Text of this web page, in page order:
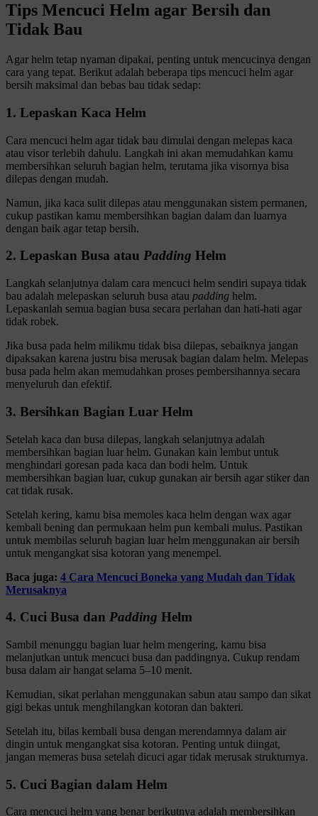
Tips Mencuci Helm agar Bersih dan
Tidak Bau
Agar helm tetap nyaman dipakai, penting untuk mencucinya dengan
cara yang tepat. Berikut adalah beberapa tips mencuci helm agar
bersih maksimal dan bebas bau tidak sedap:
1. Lepaskan Kaca Helm
Cara mencuci helm agar tidak bau dimulai dengan melepas kaca
atau visor terlebih dahulu. Langkah ini akan memudahkan kamu
membersihkan seluruh bagian helm, terutama jika visornya bisa
dilepas dengan mudah.
Namun, jika kaca sulit dilepas atau menggunakan sistem permanen,
cukup pastikan kamu membersihkan bagian dalam dan luarnya
dengan baik agar tetap bersih.
2. Lepaskan Busa atau Padding Helm
Langkah selanjutnya dalam cara mencuci helm sendiri supaya tidak
bau adalah melepaskan seluruh busa atau padding helm.
Lepaskanlah semua bagian busa secara perlahan dan hati-hati agar
tidak robek.
Jika busa pada helm milikmu tidak bisa dilepas, sebaiknya jangan
dipaksakan karena justru bisa merusak bagian dalam helm. Melepas
busa pada helm akan memudahkan proses pembersihannya secara
menyeluruh dan efektif.
3. Bersihkan Bagian Luar Helm
Setelah kaca dan busa dilepas, langkah selanjutnya adalah
membersihkan bagian luar helm. Gunakan kain lembut untuk
menghindari goresan pada kaca dan bodi helm. Untuk
membersihkan bagian luar, cukup gunakan air bersih agar stiker dan
cat tidak rusak.
Setelah kering, kamu bisa memoles kaca helm dengan wax agar
kembali bening dan permukaan helm pun kembali mulus. Pastikan
untuk membilas seluruh bagian luar helm menggunakan air bersih
untuk mengangkat sisa kotoran yang menempel.
Baca juga: 4 Cara Mencuci Boneka yang Mudah dan Tidak
Merusaknya
4. Cuci Busa dan Padding Helm
Sambil menunggu bagian luar helm mengering, kamu bisa
melanjutkan untuk mencuci busa dan paddingnya. Cukup rendam
busa dalam air hangat selama 5–10 menit.
Kemudian, sikat perlahan menggunakan sabun atau sampo dan sikat
gigi bekas untuk menghilangkan kotoran dan bakteri.
Setelah itu, bilas kembali busa dengan merendamnya dalam air
dingin untuk mengangkat sisa kotoran. Penting untuk diingat,
jangan memeras busa setelah dicuci agar tidak merusak strukturnya.
5. Cuci Bagian dalam Helm
Cara mencuci helm yang benar berikutnya adalah membersihkan